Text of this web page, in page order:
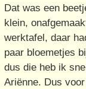
Dat was een
klein,
werktafel, daar
paar bloemetjes
dus die heb ik
Ariënne. Dus